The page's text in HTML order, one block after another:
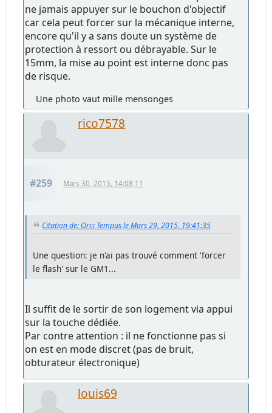
ne jamais appuyer sur le bouchon d'objectif
car cela peut forcer sur la mécanique interne,
encore qu'il y a sans doute un système de
protection à ressort ou débrayable. Sur le
15mm, la mise au point est interne donc pas
de risque.
Une photo vaut mille mensonges
rico7578
#259 Mars 30, 2015, 14:08:11
Citation de: Orci Tempus le Mars 29, 2015, 19:41:35
Une question: je n'ai pas trouvé comment 'forcer
le flash' sur le GM1...
Il suffit de le sortir de son logement via appui
sur la touche dédiée.
Par contre attention : il ne fonctionne pas si
on est en mode discret (pas de bruit,
obturateur électronique)
louis69